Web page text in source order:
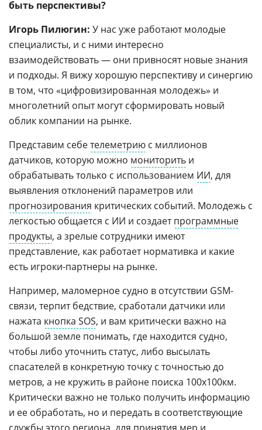
быть перспективы?
Игорь Пилюгин: У нас уже работают молодые
специалисты, и с ними интересно
взаимодействовать — они привносят новые знания
и подходы. Я вижу хорошую перспективу и синергию
в том, что «цифровизированная молодежь» и
многолетний опыт могут сформировать новый
облик компании на рынке.
Представим себетелеметрию с миллионов
датчиков, которую можно мониторить и
обрабатывать только с использованием ИИ, для
выявления отклонений параметров или
прогнозирования критических событий. Молодежь с
легкостью общается с ИИ и создаетпрограммные
продукты, а зрелые сотрудники имеют
представление, как работает нормативка и какие
есть игроки-партнеры на рынке.
Например, маломерное судно в отсутствии GSM-
связи, терпит бедствие, сработали датчики или
нажата кнопка SOS, и вам критически важно на
большой земле понимать, где находится судно,
чтобы либо уточнить статус, либо высылать
спасателей в конкретную точку с точностью до
метров, а не кружить в районе поиска 100х100км.
Критически важно не только получить информацию
и ее обработать, но и передать в соответствующие